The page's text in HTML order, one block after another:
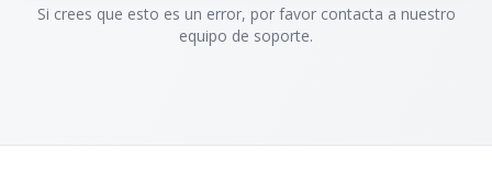
Si crees que esto es un error, por favor contacta a nuestro
equipo de soporte.